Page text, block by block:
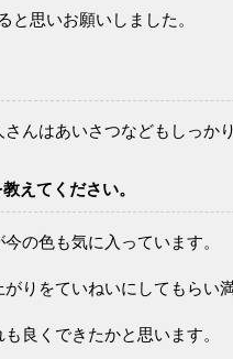
思いお願いしました。
んはあいさつなどもしっか
えてください。
の色も気に入っています。
りをていねいにしてもらい満
良くできたかと思います。